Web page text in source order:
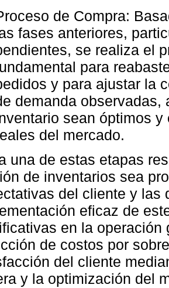
de Compra:
fases anteriores,
se realiza el
para
y para ajustar la
demanda
sean óptimos
del mercado.
una de estas etapas
de inventarios sea
del cliente y las
eficaz de
en la operación
de costos por
del cliente
y la optimización del